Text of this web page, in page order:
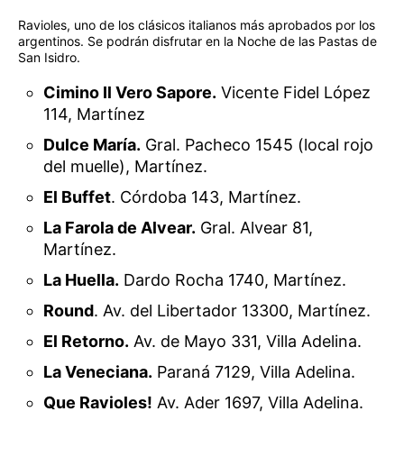
Ravioles, uno de los clásicos italianos más aprobados por los
argentinos. Se podrán disfrutar en la Noche de las Pastas de
San Isidro.
Cimino Il Vero Sapore. Vicente Fidel López
114, Martínez
Dulce María. Gral. Pacheco 1545 (local rojo
del muelle), Martínez.
El Buffet. Córdoba 143, Martínez.
La Farola de Alvear. Gral. Alvear 81,
Martínez.
La Huella. Dardo Rocha 1740, Martínez.
Round. Av. del Libertador 13300, Martínez.
El Retorno. Av. de Mayo 331, Villa Adelina.
La Veneciana. Paraná 7129, Villa Adelina.
Que Ravioles! Av. Ader 1697, Villa Adelina.